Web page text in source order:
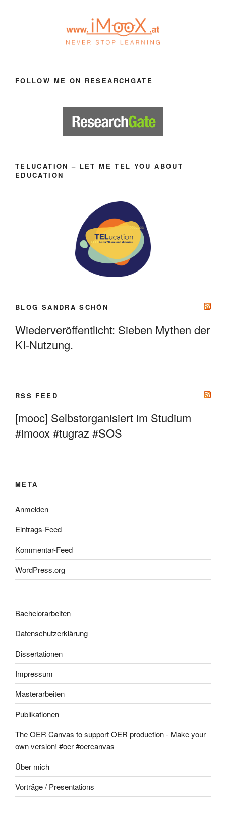
FOLLOW ME ON RESEARCHGATE
TELUCATION – LET ME TEL YOU ABOUT
EDUCATION
BLOG SANDRA SCHÖN
Wiederveröffentlicht: Sieben Mythen der
KI-Nutzung.
RSS FEED
[mooc] Selbstorganisiert im Studium
#imoox #tugraz #SOS
META
Anmelden
Eintrags-Feed
Kommentar-Feed
WordPress.org
Bachelorarbeiten
Datenschutzerklärung
Dissertationen
Impressum
Masterarbeiten
Publikationen
The OER Canvas to support OER production - Make your
own version! #oer #oercanvas
Über mich
Vorträge / Presentations